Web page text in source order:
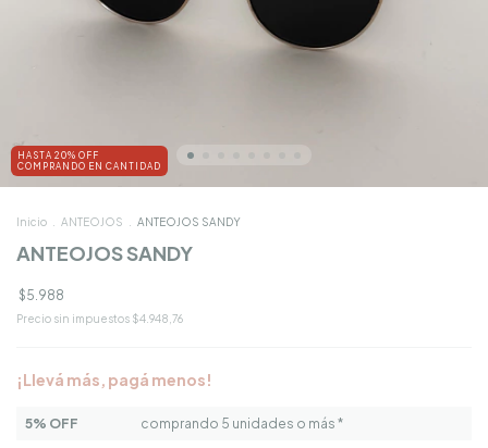
HASTA 20% OFF
COMPRANDO EN CANTIDAD
Inicio ANTEOJOS ANTEOJOS SANDY
ANTEOJOS SANDY
$5.988
Precio sin impuestos $4.948,76
¡Llevá más, pagá menos!
5% OFF comprando 5 unidades o más *